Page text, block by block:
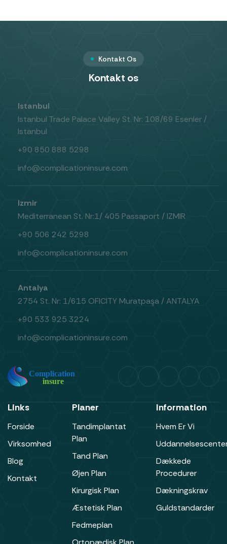
Kontakt Os
Kontakt os
Istanbul
Istanbul Trade Palace Valley St. Nr: 108/69 Esenler /
Istanbul
+90 850 888 5298
info@complicationinsure.com
Izmir
Mediterranean St. Nr:1/ 405 Passaport / IZMIR
+90 506 242 5298
info@complicationinsure.com
Antalya
2754 St. Nr: 1/615 OFICITY Muratpaşa / ANTALYA
+90 533 925 3224
info@complicationinsure.com
Links
Forside
Virksomhed
Blog
Kontakt
Planer
Tandimplantat
Plan
Tand Plan
Øjen Plan
Kirurgisk Plan
Æstetisk Plan
Fedmeplan
Information
Hvem Er Vi
Dækkede
Procedurer
Dækningskrav
Guldstandarder